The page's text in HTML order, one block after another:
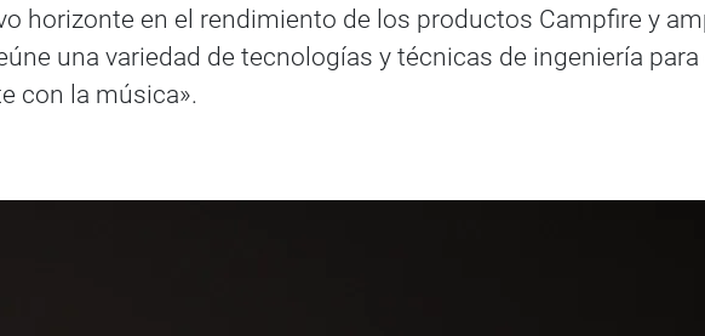
horizonte en el rendimiento de los productos Campfire y
una variedad de tecnologías y técnicas de ingeniería
con la música».